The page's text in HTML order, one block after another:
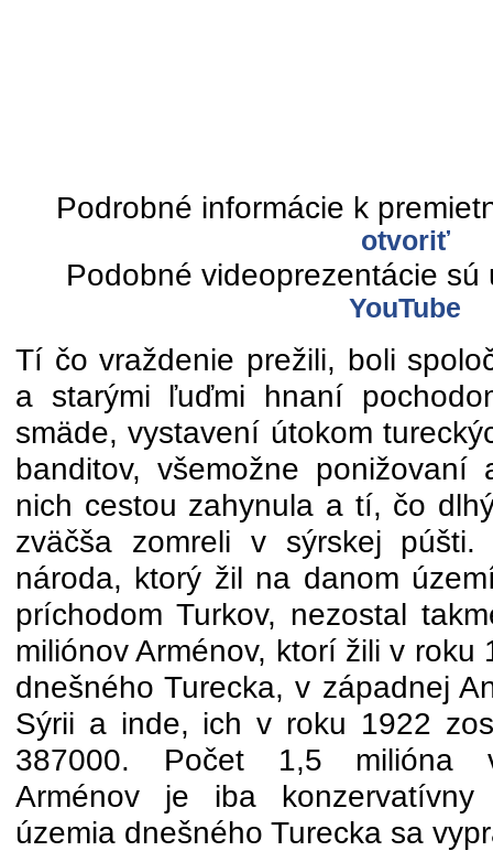
Podrobné informácie k
otvoriť
Podobné videoprezentácie sú
YouTube
Tí čo vraždenie prežili, boli
a starými ľuďmi hnaní
smäde, vystavení útokom
banditov, všemožne
nich cestou zahynula a tí, čo
zväčša zomreli v sýrskej púšti.
národa, ktorý žil na danom
príchodom Turkov, nezostal
miliónov Arménov, ktorí žili v roku
dnešného Turecka, v západnej
Sýrii a inde, ich v roku 1922
387000. Počet 1,5 milióna
Arménov je iba
územia dnešného Turecka sa